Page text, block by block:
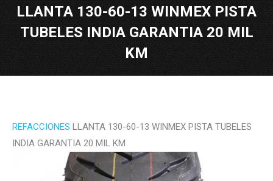
LLANTA 130-60-13 WINMEX PISTA
TUBELES INDIA GARANTIA 20 MIL
KM
REFACCIONES LLANTA 130-60-13 WINMEX PISTA TUBELES
INDIA GARANTIA 20 MIL KM